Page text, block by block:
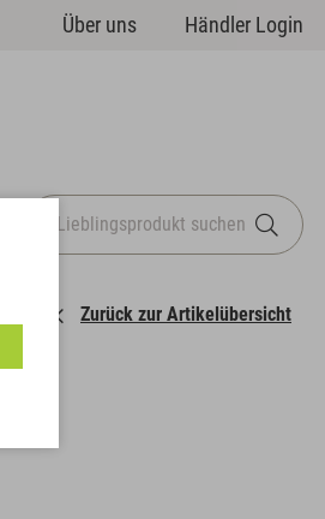
Über uns Händler Login
Zurück zur Artikelübersicht